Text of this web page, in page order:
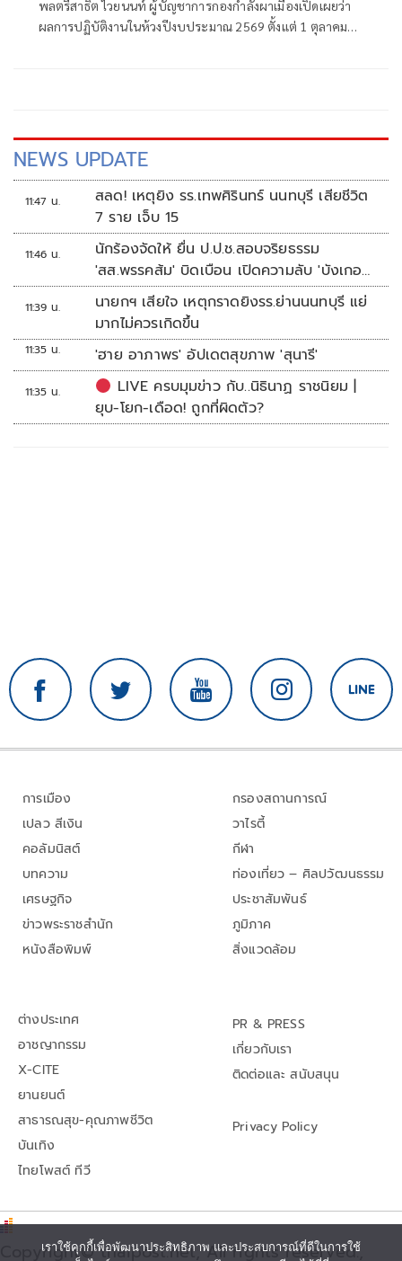
พลตรีสาธิต ไวยนนท์ ผู้บัญชาการกองกำลังผาเมืองเปิดเผยว่า
ผลการปฏิบัติงานในห้วงปีงบประมาณ 2569 ตั้งแต่ 1 ตุลาคม
NEWS UPDATE
11:47 น.
สลด! เหตุยิง รร.เทพศิรินทร์ นนทบุรี เสียชีวิต
7 ราย เจ็บ 15
11:46 น.
นักร้องจัดให้ ยื่น ป.ป.ช.สอบจริยธรรม
'สส.พรรคส้ม' บิดเบือน เปิดความลับ 'บังเกอร์
ทหาร'
11:39 น.
นายกฯ เสียใจ เหตุกราดยิงรร.ย่านนนทบุรี แย่
มากไม่ควรเกิดขึ้น
11:35 น. 'ฮาย อาภาพร' อัปเดตสุขภาพ 'สุนารี'
11:35 น.
LIVE ครบมุมข่าว กับ..นิธินาฏ ราชนิยม |
ยุบ-โยก-เดือด! ถูกที่ผิดตัว?
การเมือง
เปลว สีเงิน
คอลัมนิสต์
บทความ
เศรษฐกิจ
ข่าวพระราชสำนัก
หนังสือพิมพ์
กรองสถานการณ์
วาไรตี้
กีฬา
ท่องเที่ยว – ศิลปวัฒนธรรม
ประชาสัมพันธ์
ภูมิภาค
สิ่งแวดล้อม
ต่างประเทศ
อาชญากรรม
X-CITE
ยานยนต์
สาธารณสุข-คุณภาพชีวิต
บันเทิง
ไทยโพสต์ ทีวี
PR & PRESS
เกี่ยวกับเรา
ติดต่อและ สนับสนุน
Privacy Policy
Copyright© thaipost.net, All rights reserved.,
เราใช้คุกกี้เพื่อพัฒนาประสิทธิภาพ และประสบการณ์ที่ดีในการใช้